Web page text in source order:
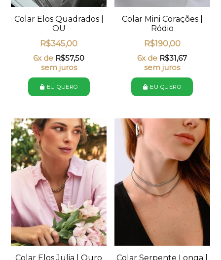
Colar Elos Quadrados |
OU
R$345,00
6x de R$57,50
sem juros
EU QUERO
Colar Mini Corações |
Ródio
R$190,00
6x de R$31,67
sem juros
EU QUERO
Colar Elos Julia | Ouro
Colar Serpente Longa |